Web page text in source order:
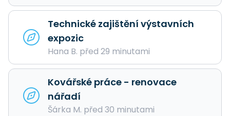
Technické zajištění výstavních
expozic
Hana B. před 29 minutami
Kovářské práce - renovace
nářadí
Šárka M. před 30 minutami